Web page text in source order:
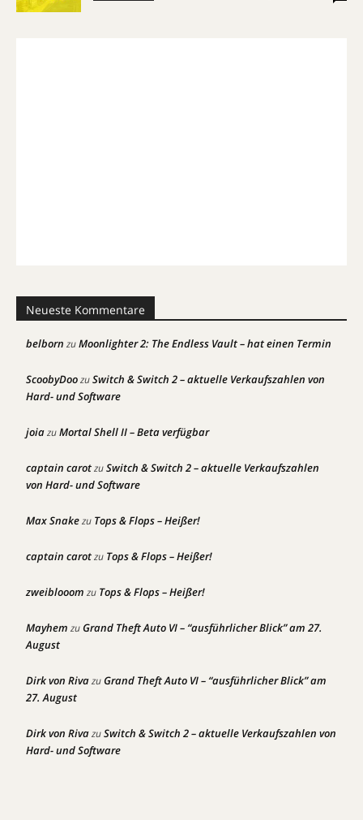
Neueste Kommentare
belborn zuMoonlighter 2: The Endless Vault – hat einen Termin
ScoobyDoozuSwitch & Switch 2 – aktuelle Verkaufszahlen von
Hard- und Software
joiazuMortal Shell II – Beta verfügbar
captain carotzuSwitch & Switch 2 – aktuelle Verkaufszahlen
von Hard- und Software
Max Snakezu Tops & Flops – Heißer!
captain carotzu Tops & Flops – Heißer!
zweiblooom zu Tops & Flops – Heißer!
Mayhem zuGrand Theft Auto VI – “ausführlicher Blick” am 27.
August
Dirk von RivazuGrand Theft Auto VI – “ausführlicher Blick” am
27. August
Dirk von RivazuSwitch & Switch 2 – aktuelle Verkaufszahlen von
Hard- und Software